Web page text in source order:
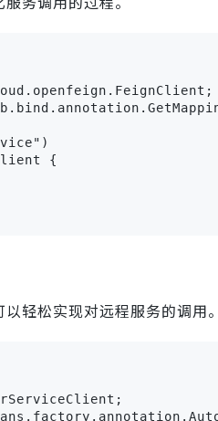
{
轻松实现对远程服务的调用。